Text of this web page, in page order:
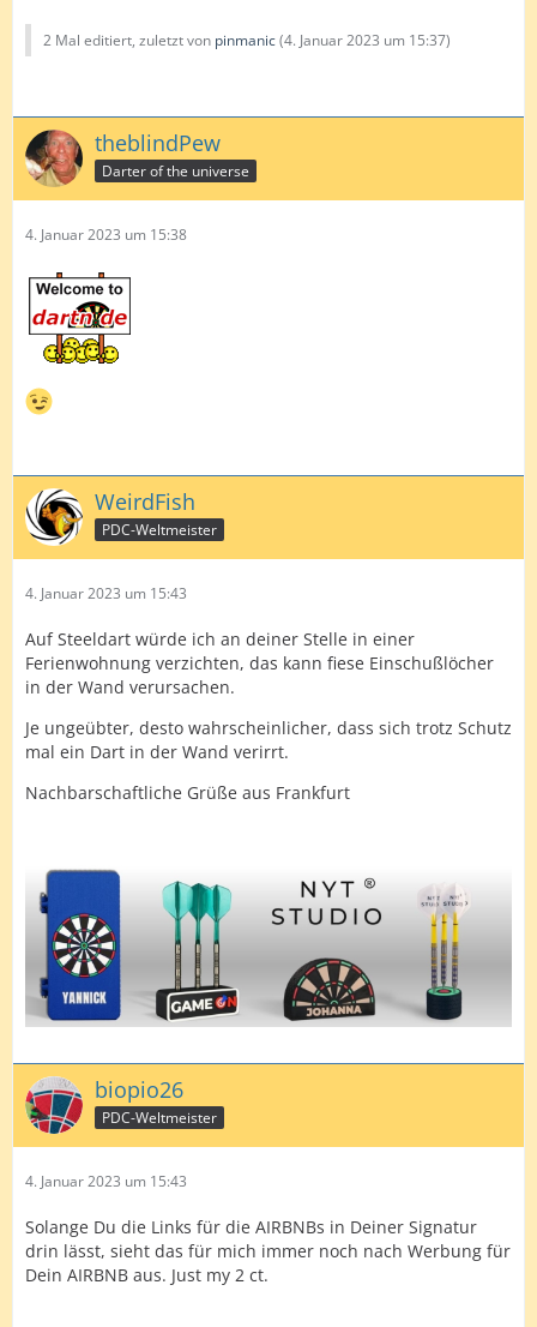
2 Mal editiert, zuletzt von pinmanic(4. Januar 2023 um 15:37)
theblindPew
Darter of the universe
4. Januar 2023 um 15:38
WeirdFish
PDC-Weltmeister
4. Januar 2023 um 15:43
Auf Steeldart würde ich an deiner Stelle in einer
Ferienwohnung verzichten, das kann fiese Einschußlöcher
in der Wand verursachen.
Je ungeübter, desto wahrscheinlicher, dass sich trotz Schutz
mal ein Dart in der Wand verirrt.
Nachbarschaftliche Grüße aus Frankfurt
biopio26
PDC-Weltmeister
4. Januar 2023 um 15:43
Solange Du die Links für die AIRBNBs in Deiner Signatur
drin lässt, sieht das für mich immer noch nach Werbung für
Dein AIRBNB aus. Just my 2 ct.